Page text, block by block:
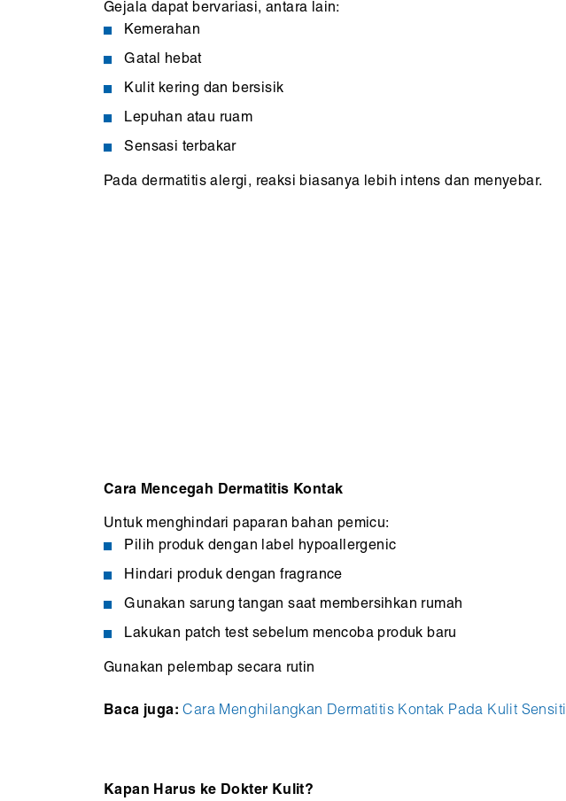
Gejala dapat bervariasi, antara lain:
Kemerahan
Gatal hebat
Kulit kering dan bersisik
Lepuhan atau ruam
Sensasi terbakar
Pada dermatitis alergi, reaksi biasanya lebih intens dan menyebar.
Cara Mencegah Dermatitis Kontak
Untuk menghindari paparan bahan pemicu:
Pilih produk dengan label hypoallergenic
Hindari produk dengan fragrance
Gunakan sarung tangan saat membersihkan rumah
Lakukan patch test sebelum mencoba produk baru
Gunakan pelembap secara rutin
Baca juga: Cara Menghilangkan Dermatitis Kontak Pada Kulit
Kapan Harus ke Dokter Kulit?